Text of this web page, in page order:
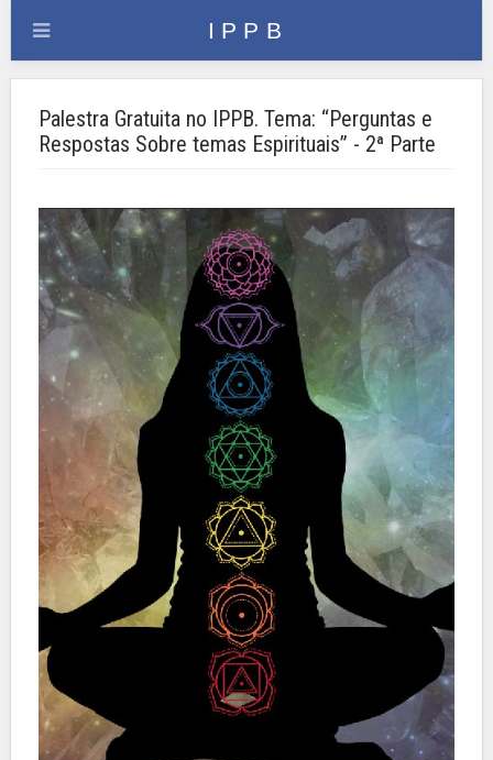
Palestra Gratuita no IPPB. Tema: “Perguntas e
Respostas Sobre temas Espirituais” - 2ª Parte